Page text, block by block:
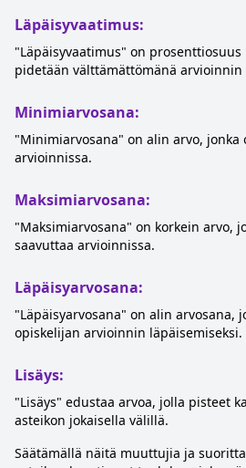
Läpäisyvaatimus:
"Läpäisyvaatimus" on
pidetään välttämättömänä arvioinnin
Minimiarvosana:
"Minimiarvosana" on alin arvo, jonka
arvioinnissa.
Maksimiarvosana:
"Maksimiarvosana" on korkein arvo,
saavuttaa arvioinnissa.
Läpäisyarvosana:
"Läpäisyarvosana" on alin arvosana,
opiskelijan arvioinnin läpäisemiseksi.
Lisäys:
"Lisäys" edustaa arvoa, jolla pisteet
asteikon jokaisella välillä.
Säätämällä näitä muuttujia ja